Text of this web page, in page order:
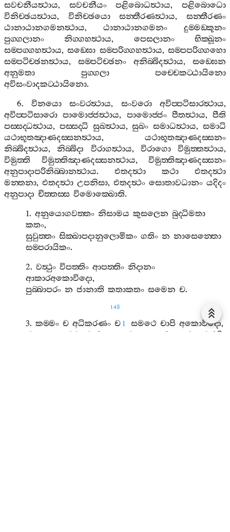
සවචනීයත්‍ථාය, සවචනීයං පළිබොධත්‍ථාය,පළිබොධො
විනිච‍්ඡයත්‍ථාය, විනිච‍්ඡයො සන‍්තීරණත්‍ථාය,සන‍්තීරණං
ඨානාඨානගමනත්‍ථාය, ඨානාඨානගමනං
දුම‍්මඞ‍්කූනං
පුග‍්ගලානං
නිග‍්ගහත්‍ථාය, පෙසලානං
භික‍්ඛූනං
සම‍්පග‍්ගහත්‍ථාය,සඞ‍්ඝො සම‍්පරිග‍්ගහත්‍ථාය,සම‍්පපරිග‍්ගහො
සම‍්පටිච‍්ඡනත්‍ථාය, සම‍්පටිච‍්ඡනං අනිබ‍්බිදත්‍ථාය, සඞ‍්ඝෙන
අනුමතා
පුග‍්ගලා
පච‍්චෙකට‍්ඨායිනො
අවිසංවාදකට‍්ඨායිනො.
6. විනයො සංවරත්‍ථාය, සංවරො අවිප‍්පටිසාරත්‍ථාය,
අවිප‍්පටිසාරො පාමොජ‍්ජත්‍ථාය, පාමොජ‍්ජං පීතත්‍ථාය, පීති
පස‍්සද‍්ධත්‍ථාය, පස‍්සද‍්ධි සුඛත්‍ථාය,සුඛං සමාධත්‍ථාය,සමාධි
යථාභූතඤාණදස‍්සනත්‍ථාය, යථාභූතඤාණදස‍්සනං
නිබ‍්බිදත්‍ථාය,නිබ‍්බිදා විරාගත්‍ථාය, විරාගො විමුත‍්තත්‍ථාය,
විමුත‍්ති
විමුත‍්තිඤාණදස‍්සනත්‍ථාය, විමුත‍්තිඤාණදස‍්සනං
අනුපාදාපරිනිබ‍්බානත්‍ථාය. එතදත්‍ථා කථා
එතදත්‍ථා
මන‍්තනා, එතදත්‍ථා උපනිසා, එතදත්‍ථං සොතාවධානං යදිදං
අනුපාදා චිත‍්තස‍්ස විමොක‍්ඛොති.
1.අනුයොගවත‍්තං නිසාමය කුසලෙන බුද‍්ධිමතා
කතං,
සුවුත‍්තං සික‍්ඛාපදානුලොමිකං ගතිං න නාසෙන‍්තො
සම‍්පරායිකං.
2.වත්‍ථුං විපත‍්තිං ආපත‍්තිං නිදානං
ආකාරඅකොවිදො,
පුබ‍්බාපරං න ජානාති කතාකතං සමෙන ච.
148
3.කම‍්මං ච අධිකරණං ච 1 සමථෙ චාපි අකොවිදො,
රත‍්තො
දුට‍්ඨො ච මූළ‍්හො ච මොහා ච ගච‍්ඡති